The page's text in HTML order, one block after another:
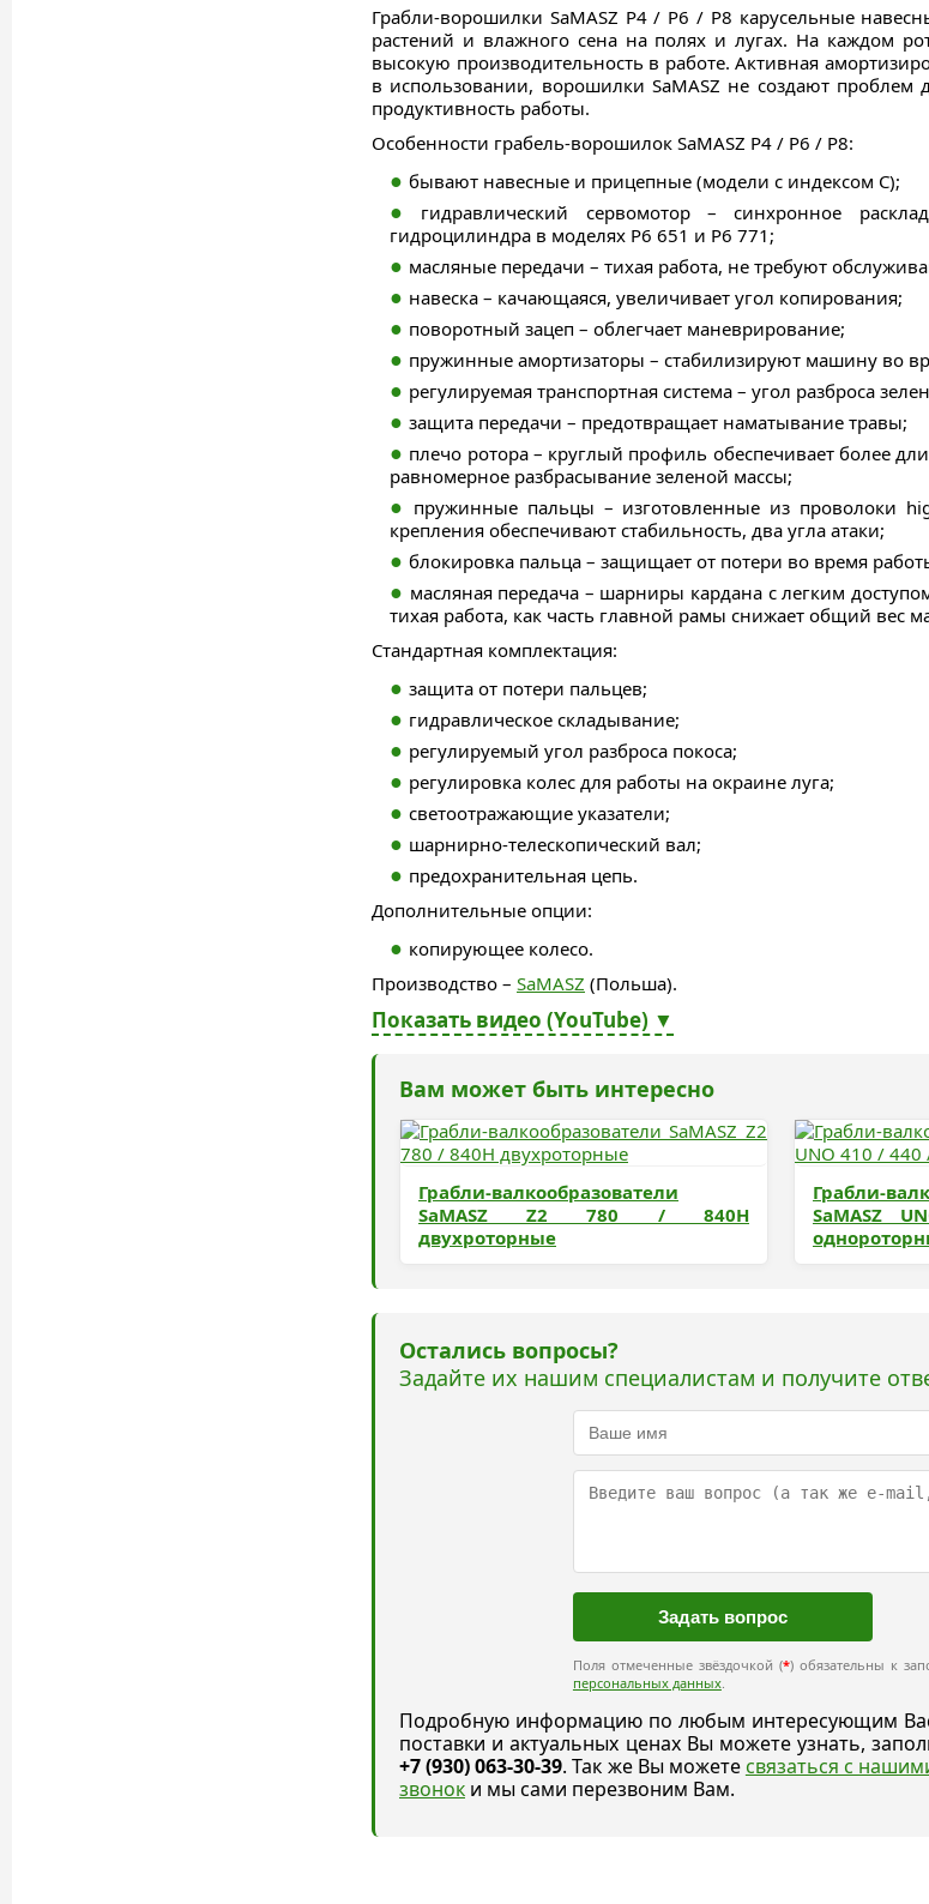
Грабли-ворошилки SaMASZ P4 / P6 / P8 карусельные
растений и влажного сена на полях и лугах. На каждом
высокую производительность в работе. Активная
в использовании, ворошилки SaMASZ не создают проблем
продуктивность работы.
Особенности грабель-ворошилок SaMASZ P4 / P6 / P8:
бывают навесные и прицепные (модели с индексом C);
гидравлический сервомотор – синхронное
гидроцилиндра в моделях P6 651 и P6 771;
масляные передачи – тихая работа, не требуют
навеска – качающаяся, увеличивает угол копирования;
поворотный зацеп – облегчает маневрирование;
пружинные амортизаторы – стабилизируют машину во
регулируемая транспортная система – угол разброса
защита передачи – предотвращает наматывание травы;
плечо ротора – круглый профиль обеспечивает более
равномерное разбрасывание зеленой массы;
пружинные пальцы – изготовленные из проволоки
крепления обеспечивают стабильность, два угла атаки;
блокировка пальца – защищает от потери во время
масляная передача – шарниры кардана с легким
тихая работа, как часть главной рамы снижает общий вес
Стандартная комплектация:
защита от потери пальцев;
гидравлическое складывание;
регулируемый угол разброса покоса;
регулировка колес для работы на окраине луга;
светоотражающие указатели;
шарнирно-телескопический вал;
предохранительная цепь.
Дополнительные опции:
копирующее колесо.
Производство – SaMASZ (Польша).
Показать видео (YouTube) ▼
Вам может быть интересно
Грабли-валкообразователи
SaMASZ Z2 780 / 840H
двухроторные
Грабли-
SaMASZ
Остались вопросы?
Задайте их нашим специалистам и получите
Поля отмеченные звёздочкой (*) обязательны к
персональных данных.
Подробную информацию по любым интересующим Вас
поставки и актуальных ценах Вы можете узнать,
+7 (930) 063-30-39. Так же Вы можете связаться с
звонок и мы сами перезвоним Вам.